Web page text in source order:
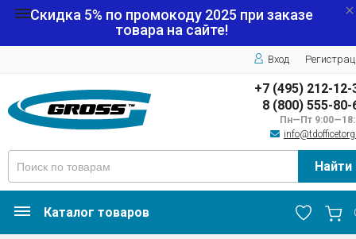
Скидка 5% по промокоду 2025 при заказе
товара на сайте!
Вход
+7 (495) 212-12-
8 (800) 555-80-
Пн—Пт
Найти
Каталог товаров